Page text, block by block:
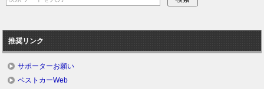
推奨リンク
サポーターお願い
ベストカーWeb